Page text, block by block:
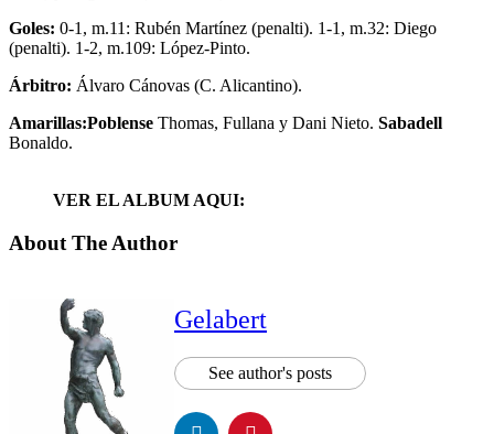
Goles: 0-1, m.11: Rubén Martínez (penalti). 1-1, m.32: Diego
(penalti). 1-2, m.109: López-Pinto.
Árbitro: Álvaro Cánovas (C. Alicantino).
Amarillas:Poblense Thomas, Fullana y Dani Nieto. Sabadell
Bonaldo.
VER EL ALBUM AQUI:
About The Author
Gelabert
See author's posts